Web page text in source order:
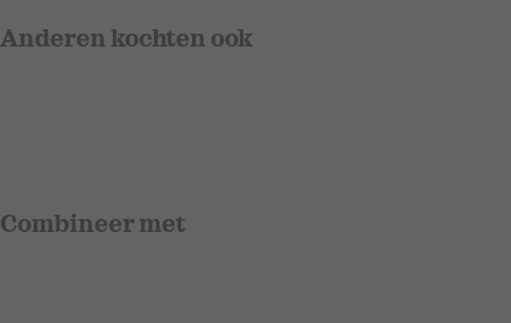
Anderen kochten ook
Combineer met